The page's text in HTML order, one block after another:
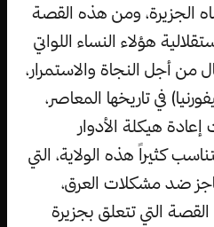
الجزيرة، ومن هذه القصة
هؤلاء النساء اللواتي
من أجل النجاة والاستمرار،
في تاريخها المعاصر،
إعادة هيكلة الأدوار
كثيراً هذه الولاية، التي
ضد مشكلات العرق،
التي تتعلق بجزيرة